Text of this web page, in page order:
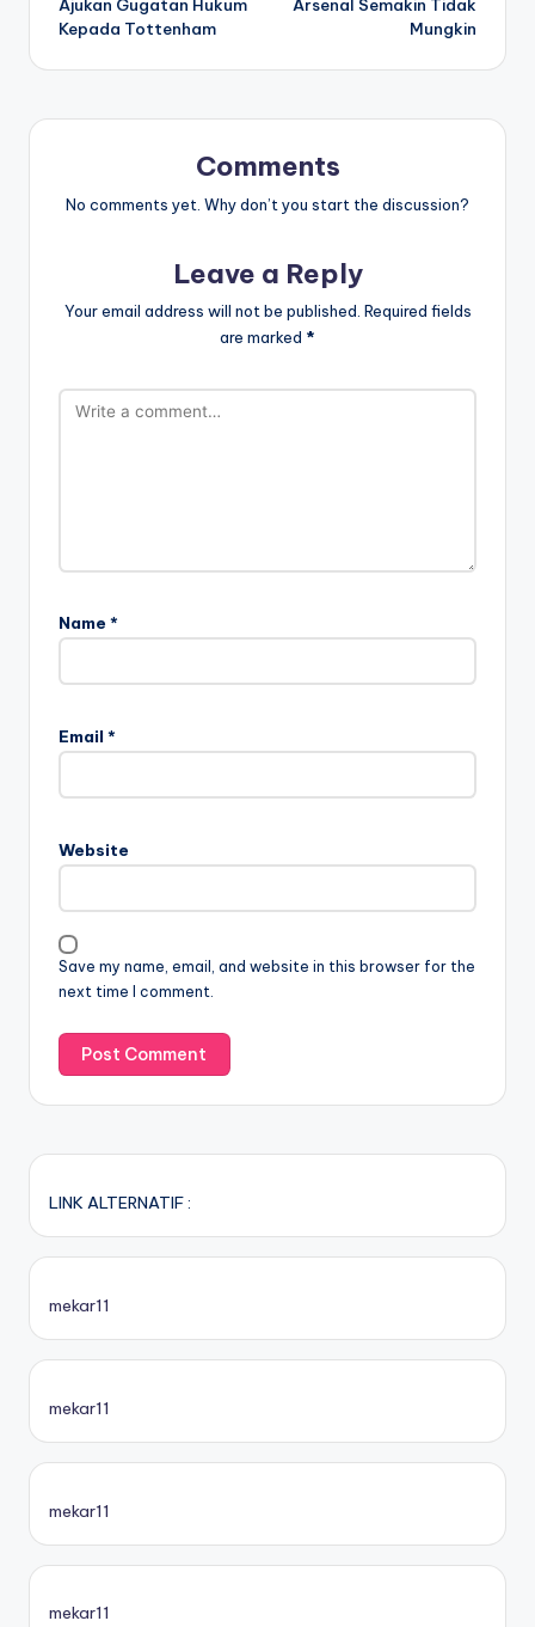
Ajukan Gugatan Hukum
Kepada Tottenham
Arsenal Semakin Tidak
Mungkin
Comments
No comments yet. Why don’t you start the discussion?
Leave a Reply
Your email address will not be published. Required fields
are marked *
Name *
Email *
Website
Save my name, email, and website in this browser for the
next time I comment.
LINK ALTERNATIF :
mekar11
mekar11
mekar11
mekar11